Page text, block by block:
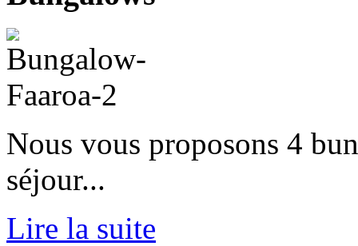
Nous vous proposons 4
séjour...
Lire la suite